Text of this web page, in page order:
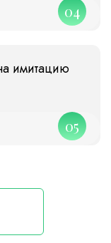
04
имитацию
05